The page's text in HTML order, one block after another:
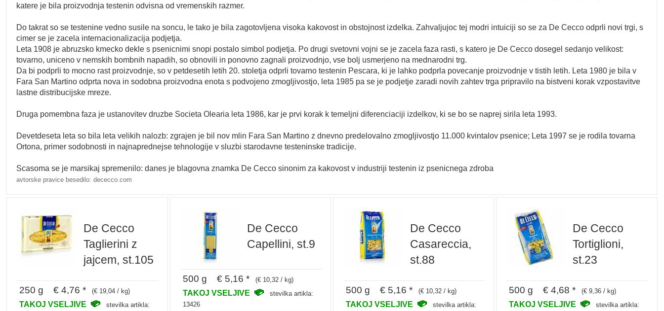
katere je bila proizvodnja testenin odvisna od vremenskih razmer.
Do takrat so se testenine vedno susile na soncu, le tako je bila zagotovljena visoka kakovost in obstojnost izdelka. Zahvaljujoc tej modri intuiciji so se za De Cecco odprli novi trgi, s
cimer se je zacela internacionalizacija podjetja.
Leta 1908 je abruzsko kmecko dekle s psenicnimi snopi postalo simbol podjetja. Po drugi svetovni vojni se je zacela faza rasti, s katero je De Cecco dosegel sedanjo velikost:
tovarno, uniceno v nemskih bombnih napadih, so obnovili in ponovno zagnali proizvodnjo, vse bolj usmerjeno na mednarodni trg.
Da bi podprli to mocno rast proizvodnje, so v petdesetih letih 20. stoletja odprli tovarno testenin Pescara, ki je lahko podprla povecanje proizvodnje v tistih letih. Leta 1980 je bila v
Fara San Martino odprta nova in sodobna proizvodna enota s podvojeno zmogljivostjo, leta 1985 pa se je podjetje zaradi novih zahtev trga pripravilo na bistveni korak vzpostavitve
lastne distribucijske mreze.
Druga pomembna faza je ustanovitev druzbe Societa Olearia leta 1986, kar je prvi korak k temeljni diferenciaciji izdelkov, ki se bo se naprej sirila leta 1993.
Devetdeseta leta so bila leta velikih nalozb: zgrajen je bil nov mlin Fara San Martino z dnevno predelovalno zmogljivostjo 11.000 kvintalov psenice; Leta 1997 se je rodila tovarna
Ortona, primer sodobnosti in najnaprednejse tehnologije v sluzbi starodavne testeninske tradicije.
Scasoma se je marsikaj spremenilo: danes je blagovna znamka De Cecco sinonim za kakovost v industriji testenin iz psenicnega zdroba
avtorske pravice besedilo: dececco.com
De Cecco
Taglierini z
jajcem, st.105
250 g € 4,76 * (€ 19,04 / kg)
TAKOJ VSELJIVE
stevilka artikla:
De Cecco
Capellini, st.9
500 g € 5,16 * (€ 10,32 / kg)
TAKOJ VSELJIVE
stevilka artikla:
13426
De Cecco
Casareccia,
st.88
500 g € 5,16 * (€ 10,32 / kg)
TAKOJ VSELJIVE
stevilka artikla:
De Cecco
Tortiglioni,
st.23
500 g € 4,68 * (€ 9,36 / kg)
TAKOJ VSELJIVE
stevilka artikla: